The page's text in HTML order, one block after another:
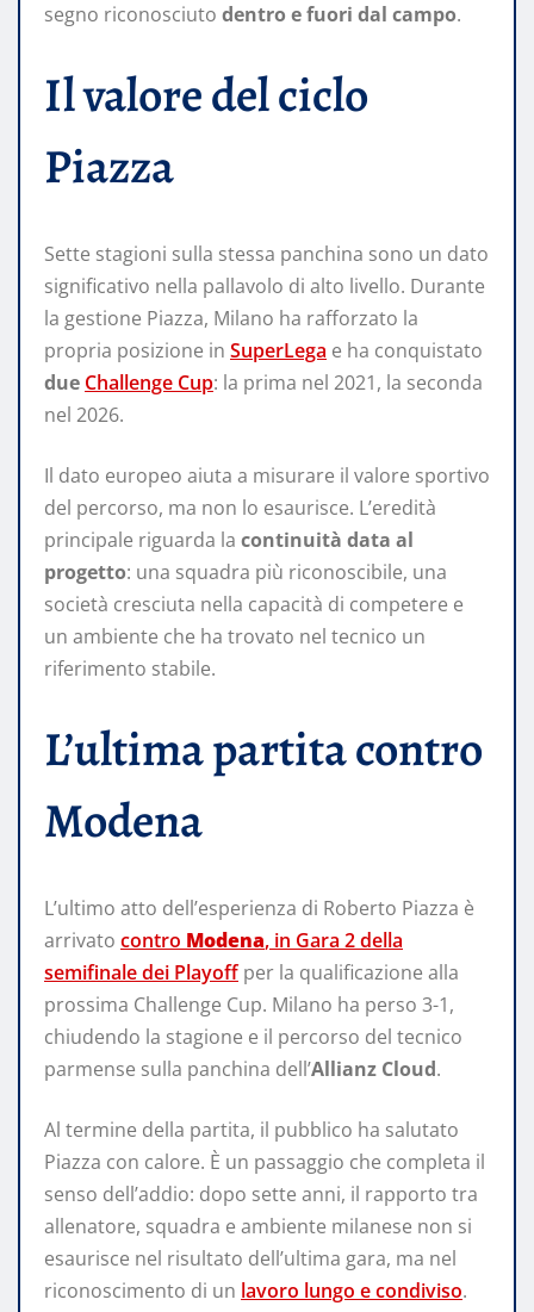
segno riconosciuto dentro e fuori dal campo.
Il valore del ciclo
Piazza
Sette stagioni sulla stessa panchina sono un dato
significativo nella pallavolo di alto livello. Durante
la gestione Piazza, Milano ha rafforzato la
propria posizione in SuperLega e ha conquistato
due Challenge Cup: la prima nel 2021, la seconda
nel 2026.
Il dato europeo aiuta a misurare il valore sportivo
del percorso, ma non lo esaurisce. L’eredità
principale riguarda la continuità data al
progetto: una squadra più riconoscibile, una
società cresciuta nella capacità di competere e
un ambiente che ha trovato nel tecnico un
riferimento stabile.
L’ultima partita contro
Modena
L’ultimo atto dell’esperienza di Roberto Piazza è
arrivato contro Modena, in Gara 2 della
semifinale dei Playoffper la qualificazione alla
prossima Challenge Cup. Milano ha perso 3-1,
chiudendo la stagione e il percorso del tecnico
parmense sulla panchina dell’Allianz Cloud.
Al termine della partita, il pubblico ha salutato
Piazza con calore. È un passaggio che completa il
senso dell’addio: dopo sette anni, il rapporto tra
allenatore, squadra e ambiente milanese non si
esaurisce nel risultato dell’ultima gara, ma nel
riconoscimento di un lavoro lungo e condiviso.